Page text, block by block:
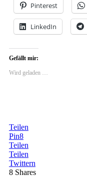
Pinterest
LinkedIn
Gefällt mir:
Wird geladen …
Teilen
Pin8
Teilen
Teilen
Twittern
8 Shares